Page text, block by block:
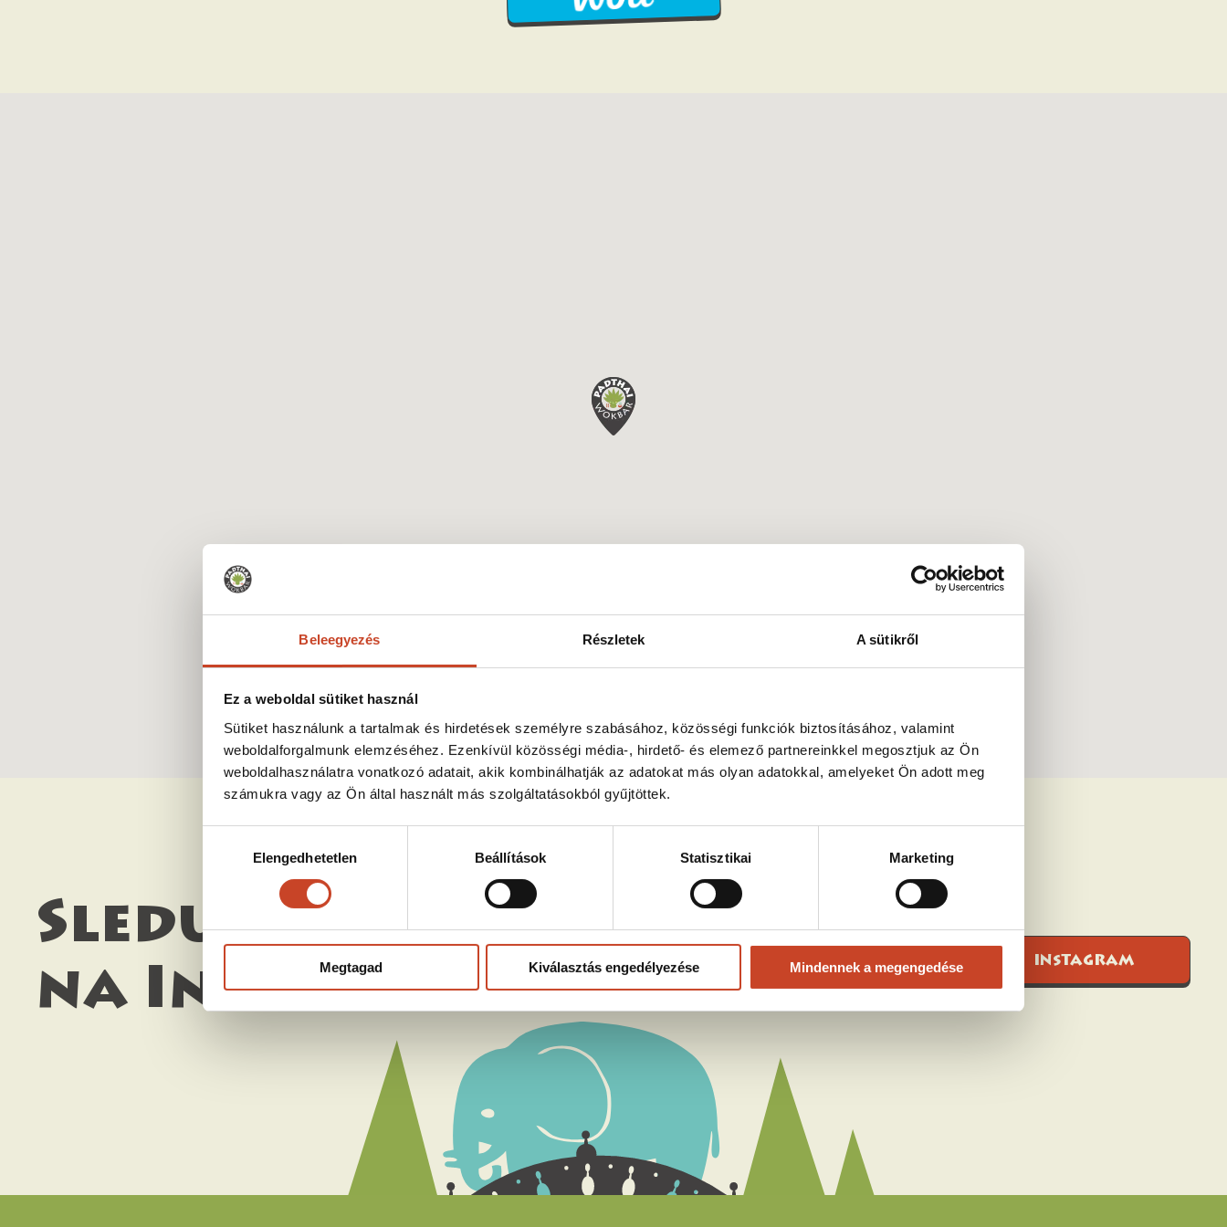
Beleegyezés Részletek A sütikről
Ez a weboldal sütiket használ
Sütiket használunk a tartalmak és hirdetések személyre szabásához, közösségi funkciók biztosításához, valamint
weboldalforgalmunk elemzéséhez. Ezenkívül közösségi média-, hirdető- és elemező partnereinkkel megosztjuk az Ön
weboldalhasználatra vonatkozó adatait, akik kombinálhatják az adatokat más olyan adatokkal, amelyeket Ön adott meg
számukra vagy az Ön által használt más szolgáltatásokból gyűjtöttek.
kiválasztásaElengedhetetlen Beállítások Statisztikai Marketing
Megtagad Kiválasztás engedélyezése Mindennek a megengedése
Sledujte nás
na Instagrame
INSTAGRAM